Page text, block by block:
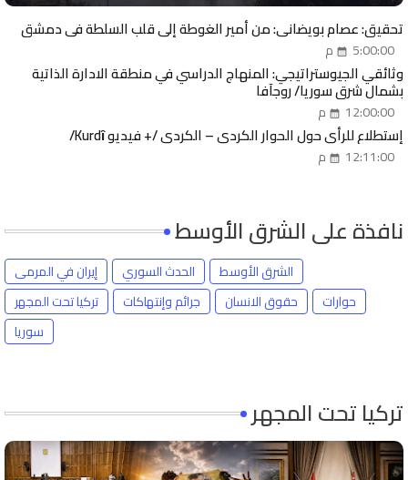
تحقيق: عصام بويضاني: من أمير الغوطة إلى قلب السلطة في دمشق
5:00:00 م
وثائقي الجيوستراتيجي: المنهاج الدراسي في منطقة الادارة الذاتية
بشمال شرق سوريا/ روجآفا
12:00:00 م
إستطلاع للرأي حول الحوار الكردي – الكردي /+ فيديو Kurdȋ/
12:11:00 م
نافذة على الشرق الأوسط
إيران في المرمى الحدث السوري
الشرق الأوسط
تركيا تحت المجهر
جرائم وإنتهاكات حقوق الانسان
حوارات
سوريا
تركيا تحت المجهر